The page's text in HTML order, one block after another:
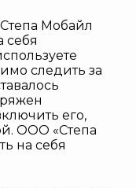
Мобайл
себя
следить за
его,
ООО «Степа
на себя